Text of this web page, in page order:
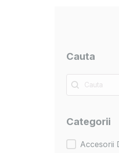
Cauta
Cauta
Cauta
Categorii
Categorii
Accesorii